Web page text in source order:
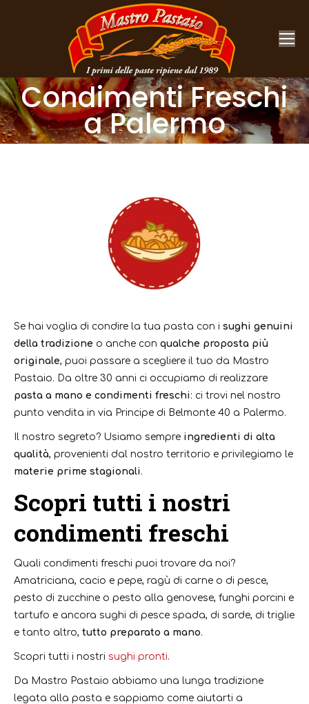
Condimenti Freschi
a Palermo
You are here:
Se hai voglia di condire la tua pasta con i sughi genuini
della tradizione o anche con qualche proposta più
originale, puoi passare a scegliere il tuo da Mastro
Pastaio. Da oltre 30 anni ci occupiamo di realizzare
pasta a mano e condimenti freschi : ci trovi nel nostro
punto vendita in via Principe di Belmonte 40 a Palermo.
Il nostro segreto? Usiamo sempre ingredienti di alta
qualità, provenienti dal nostro territorio e privilegiamo le
materie prime stagionali .
Scopri tutti i nostri
condimenti freschi
Quali condimenti freschi puoi trovare da noi?
Amatriciana, cacio e pepe, ragù di carne o di pesce,
pesto di zucchine o pesto alla genovese, funghi porcini e
tartufo e ancora sughi di pesce spada, di sarde, di triglie
e tanto altro, tutto preparato a mano.
Scopri tutti i nostri sughi pronti.
Da Mastro Pastaio abbiamo una lunga tradizione
legata alla pasta e sappiamo come aiutarti a